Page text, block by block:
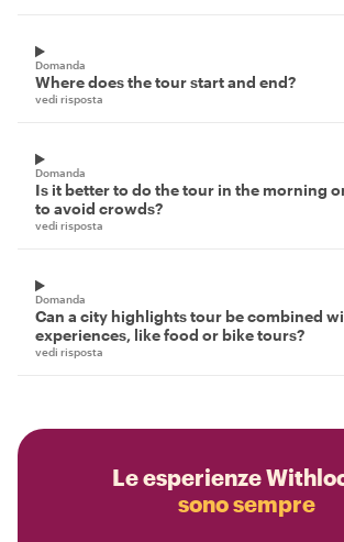
Domanda
Where does the tour start and end?
vedi risposta
Domanda
Is it better to do the tour in the morning
to avoid crowds?
vedi risposta
Domanda
Can a city highlights tour be combined
experiences, like food or bike tours?
vedi risposta
Le esperienze
sono sempre